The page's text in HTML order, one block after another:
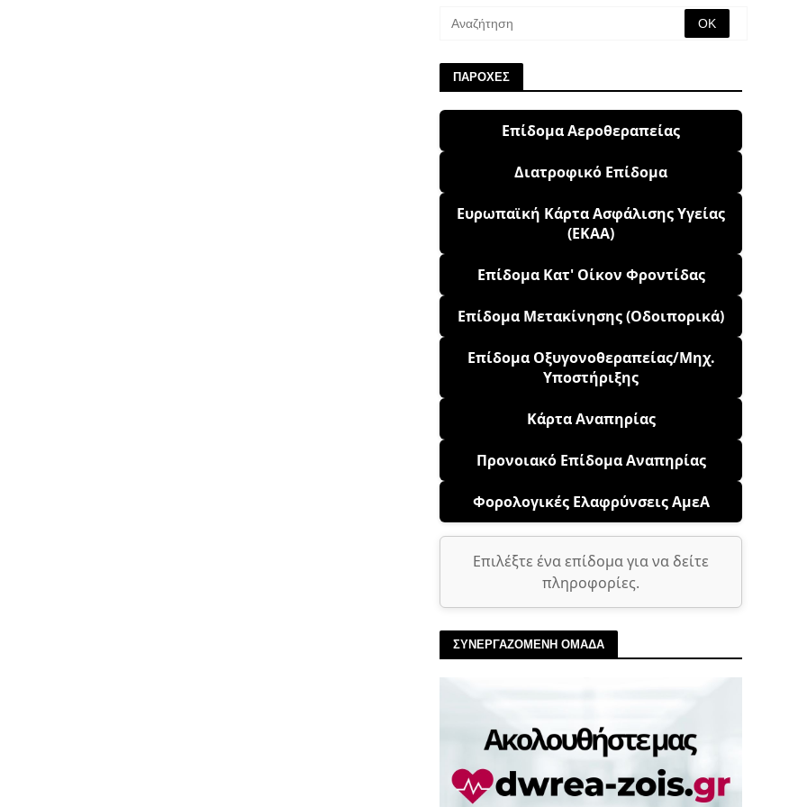
ΠΑΡΟΧΕΣ
Επίδομα Αεροθεραπείας
Διατροφικό Επίδομα
Ευρωπαϊκή Κάρτα Ασφάλισης Υγείας
(ΕΚΑΑ)
Επίδομα Κατ' Οίκον Φροντίδας
Επίδομα Μετακίνησης (Οδοιπορικά)
Επίδομα Οξυγονοθεραπείας/Μηχ.
Υποστήριξης
Κάρτα Αναπηρίας
Προνοιακό Επίδομα Αναπηρίας
Φορολογικές Ελαφρύνσεις ΑμεΑ
Επιλέξτε ένα επίδομα για να δείτε
πληροφορίες.
ΣΥΝΕΡΓΑΖΟΜΕΝΗ ΟΜΑΔΑ